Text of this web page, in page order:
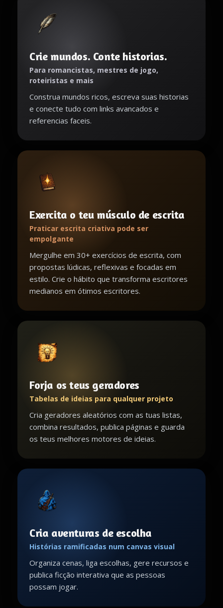
Crie mundos. Conte historias.
Para romancistas, mestres de jogo,
roteiristas e mais
Construa mundos ricos, escreva suas historias
e conecte tudo com links avancados e
referencias faceis.
Exercita o teu músculo de escrita
Praticar escrita criativa pode ser
empolgante
Mergulhe em 30+ exercícios de escrita, com
propostas lúdicas, reflexivas e focadas em
estilo. Crie o hábito que transforma escritores
medianos em ótimos escritores.
Forja os teus geradores
Tabelas de ideias para qualquer projeto
Cria geradores aleatórios com as tuas listas,
combina resultados, publica páginas e guarda
os teus melhores motores de ideias.
Cria aventuras de escolha
Histórias ramificadas num canvas visual
Organiza cenas, liga escolhas, gere recursos e
publica ficção interativa que as pessoas
possam jogar.